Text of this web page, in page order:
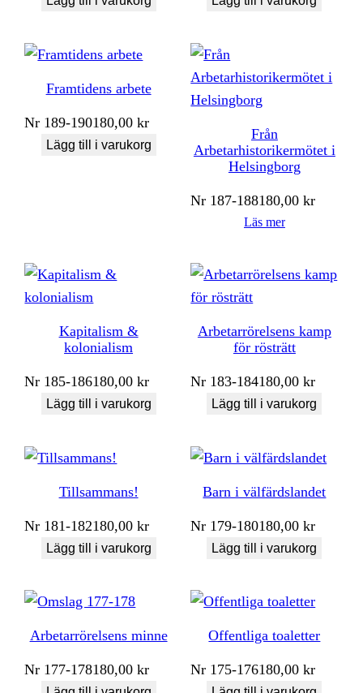
Framtidens arbete
Nr 189-190180,00kr
Lägg till i varukorg
Från
Arbetarhistorikermötet i
Helsingborg
Nr 187-188180,00kr
Läs mer
Kapitalism &
kolonialism
Nr 185-186180,00kr
Lägg till i varukorg
Arbetarrörelsens kamp
för rösträtt
Nr 183-184180,00kr
Lägg till i varukorg
Tillsammans!
Nr 181-182180,00kr
Lägg till i varukorg
Barn i välfärdslandet
Nr 179-180180,00kr
Lägg till i varukorg
Arbetarrörelsens minne
Nr 177-178180,00kr
Offentliga toaletter
Nr 175-176180,00kr